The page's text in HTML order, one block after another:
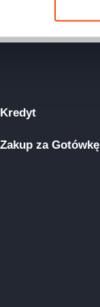
Kredyt
Zakup za Gotówkę